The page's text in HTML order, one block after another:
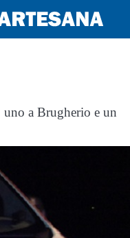
uno a Brugherio e un